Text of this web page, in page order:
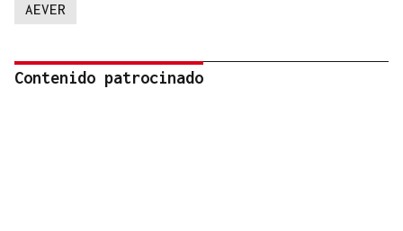
AEVER
Contenido patrocinado